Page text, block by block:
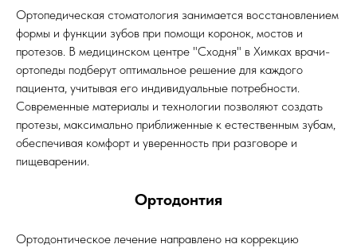
Ортопедическая стоматология занимается восстановлением
формы и функции зубов при помощи коронок, мостов и
протезов. В медицинском центре "Сходня" в Химках врачи-
ортопеды подберут оптимальное решение для каждого
пациента, учитывая его индивидуальные потребности.
Современные материалы и технологии позволяют создать
протезы, максимально приближенные к естественным зубам,
обеспечивая комфорт и уверенность при разговоре и
пищеварении.
Ортодонтия
Ортодонтическое лечение направлено на коррекцию